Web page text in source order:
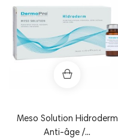
Meso Solution Hidroderm
Anti-âge /...